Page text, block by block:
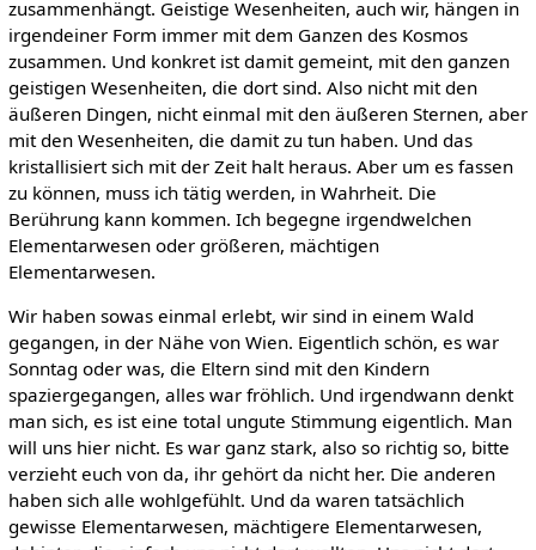
zusammenhängt. Geistige Wesenheiten, auch wir, hängen in
irgendeiner Form immer mit dem Ganzen des Kosmos
zusammen. Und konkret ist damit gemeint, mit den ganzen
geistigen Wesenheiten, die dort sind. Also nicht mit den
äußeren Dingen, nicht einmal mit den äußeren Sternen, aber
mit den Wesenheiten, die damit zu tun haben. Und das
kristallisiert sich mit der Zeit halt heraus. Aber um es fassen
zu können, muss ich tätig werden, in Wahrheit. Die
Berührung kann kommen. Ich begegne irgendwelchen
Elementarwesen oder größeren, mächtigen
Elementarwesen.
Wir haben sowas einmal erlebt, wir sind in einem Wald
gegangen, in der Nähe von Wien. Eigentlich schön, es war
Sonntag oder was, die Eltern sind mit den Kindern
spaziergegangen, alles war fröhlich. Und irgendwann denkt
man sich, es ist eine total ungute Stimmung eigentlich. Man
will uns hier nicht. Es war ganz stark, also so richtig so, bitte
verzieht euch von da, ihr gehört da nicht her. Die anderen
haben sich alle wohlgefühlt. Und da waren tatsächlich
gewisse Elementarwesen, mächtigere Elementarwesen,